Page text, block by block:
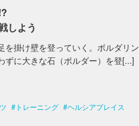
しよう
を掛け壁を登っていく。ボルダリン
ずに大きな石（ボルダー）を登[...]
トレーニング ヘルシアプレイス